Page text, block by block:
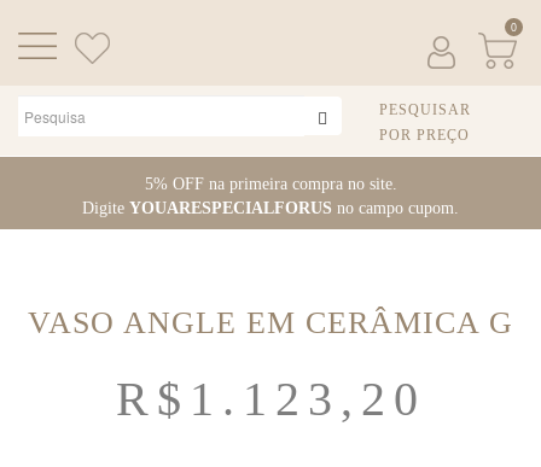
o
5% OFF na primeira compra no site.
Digite YOUARESPECIALFORUS no campo cupom.
0
PESQUISAR
POR PREÇO
VASO ANGLE EM CERÂMICA G
R$ 1.123,20